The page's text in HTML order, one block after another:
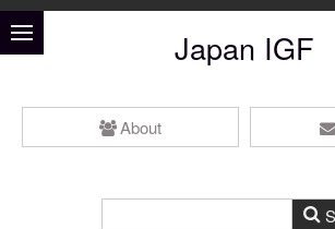
Japan IGF
About